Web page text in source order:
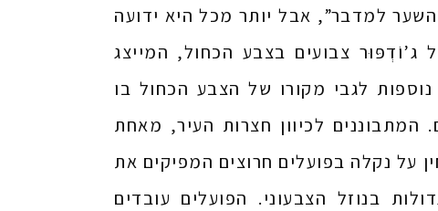
למדבר”, אבל יותר מכל היא ידועה
צבועים בצבע הכחול, המייצג
לגבי מקורו של הצבע הכחול בו
המתבוננים לכיוון חצרות העיר, מאחת
על נקלה בפועלים חרוצים המפיקים את
בנוזל הצבעוני. הפועלים עובדים